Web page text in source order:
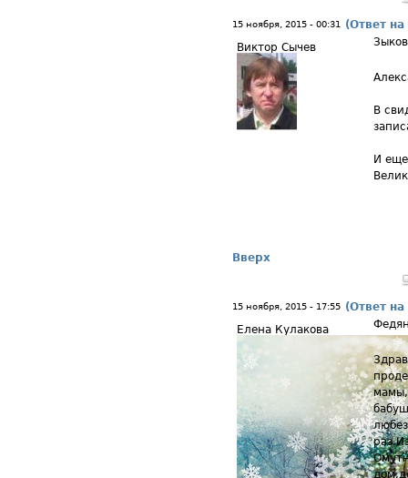
15 ноября, 2015 - 00:31
(Ответ
Виктор Сычев
В
И
Вверх
15 ноября, 2015 - 17:55 (Ответ
Елена Кулакова